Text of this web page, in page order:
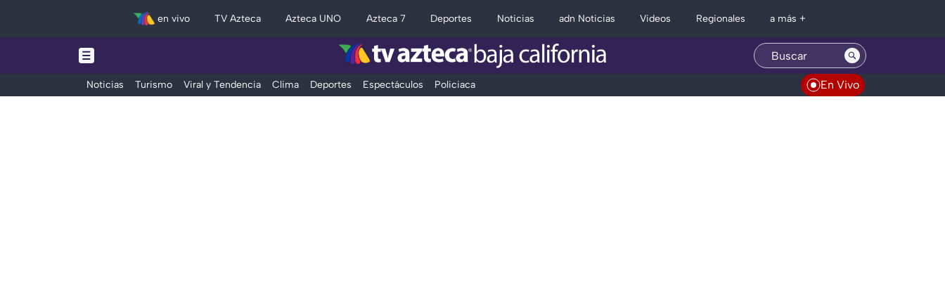
en vivo TV Azteca Azteca UNO Azteca 7 Deportes Noticias adn Noticias Videos Regionales a más +
Noticias Turismo Viral y Tendencia Clima Deportes Espectáculos Policiaca En Vivo